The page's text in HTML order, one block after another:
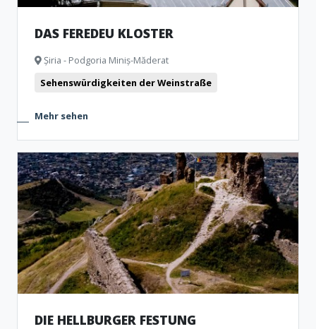
DAS FEREDEU KLOSTER
Șiria - Podgoria Miniș-Măderat
Sehenswürdigkeiten der Weinstraße
Mehr sehen
DIE HELLBURGER FESTUNG